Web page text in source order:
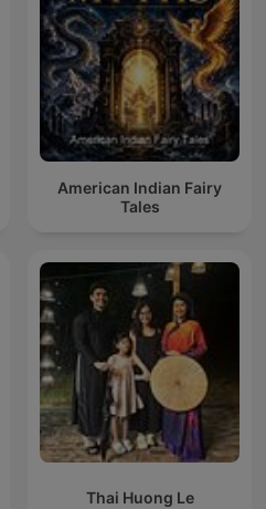
American Indian Fairy
Tales
Thai Huong Le